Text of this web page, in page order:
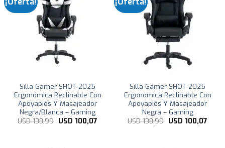
Silla Gamer SHOT-2025
Ergonómica Reclinable Con
Apoyapiés Y Masajeador
Negra/Blanca – Gaming
USD138,99 El
USD 100,07El
Silla Gamer SHOT-2025
Ergonómica Reclinable Con
Apoyapiés Y Masajeador
Negra – Gaming
USD138,99 El
USD 100,07El